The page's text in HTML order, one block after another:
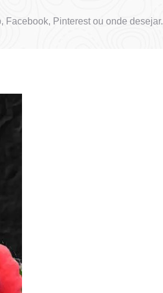
Facebook, Pinterest ou onde desejar.